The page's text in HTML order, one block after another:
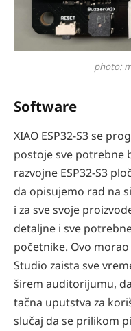
photo:
Software
XIAO ESP32-S3 se
postoje sve potrebne
razvojne ESP32-S3
da opisujemo rad na
i za sve svoje
detaljne i sve
početnike. Ovo
Studio zaista sve
širem auditorijumu,
tačna uputstva za
slučaj da se prilikom